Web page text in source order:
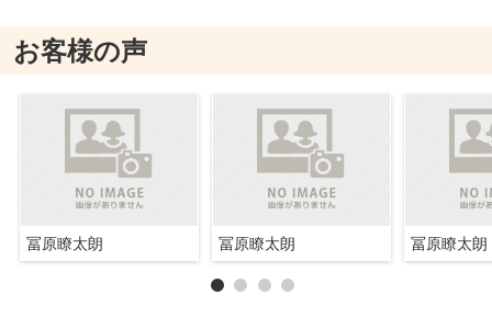
お客様の声
冨原瞭太朗 冨原瞭太朗 冨原瞭太朗